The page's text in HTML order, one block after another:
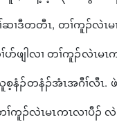
ၢဒီတတီၤ, တၢ်ကူၣ်လဲၤမ
ပာ်ဖျါလၢ တၢ်ကူၣ်လဲၤ
စ့နံၣ်တနံၣ်အံၤအဂီၢ်လီၤ.
ကူၣ်လဲၤမၤကၤလၢပီၣ်